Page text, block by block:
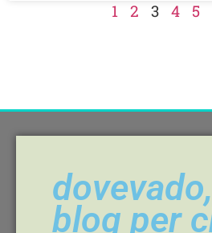
1 2 3 4 5
blog per